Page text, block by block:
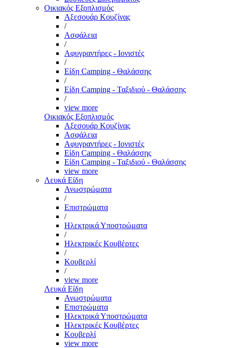
Οικιακός Εξοπλισμός
Αξεσουάρ Κουζίνας
/
Ασφάλεια
/
Αφυγραντήρες - Ιονιστές
/
Είδη Camping - Θαλάσσης
/
Είδη Camping - Ταξιδιού - Θαλάσσης
/
view more
Οικιακός Εξοπλισμός
Αξεσουάρ Κουζίνας
Ασφάλεια
Αφυγραντήρες - Ιονιστές
Είδη Camping - Θαλάσσης
Είδη Camping - Ταξιδιού - Θαλάσσης
view more
Λευκά Είδη
Ανωστρώματα
/
Επιστρώματα
/
Ηλεκτρικά Υποστρώματα
/
Ηλεκτρικές Κουβέρτες
/
Κουβερλί
/
view more
Λευκά Είδη
Ανωστρώματα
Επιστρώματα
Ηλεκτρικά Υποστρώματα
Ηλεκτρικές Κουβέρτες
Κουβερλί
view more